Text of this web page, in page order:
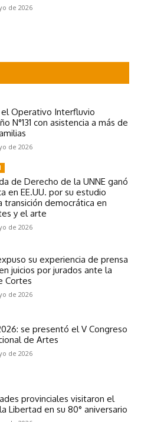
de 2026
el Operativo Interfluvio
N°131 con asistencia a más de
de 2026
de Derecho de la UNNE ganó
en EE.UU. por su estudio
transición democrática en
y el arte
de 2026
su experiencia de prensa
juicios por jurados ante la
Cortes
de 2026
se presentó el V Congreso
de Artes
de 2026
provinciales visitaron el
Libertad en su 80° aniversario